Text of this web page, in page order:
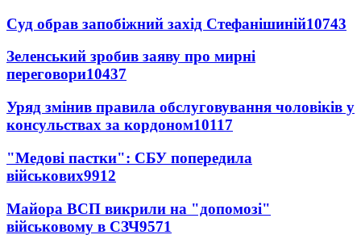
Суд обрав запобіжний захід Стефанішиній10743
Зеленський зробив заяву про мирні
переговори10437
Уряд змінив правила обслуговування чоловіків у
консульствах за кордоном10117
"Медові пастки": СБУ попередила
військових9912
Майора ВСП викрили на "допомозі"
військовому в СЗЧ9571